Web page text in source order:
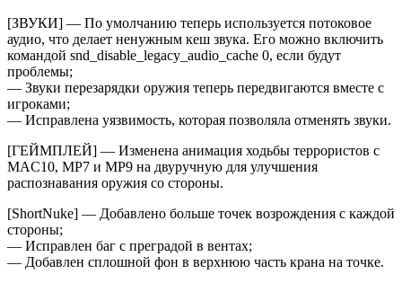
[ЗВУКИ] — По умолчанию теперь используется потоковое
аудио, что делает ненужным кеш звука. Его можно включить
командой snd_disable_legacy_audio_cache 0, если будут
проблемы;
— Звуки перезарядки оружия теперь передвигаются вместе с
игроками;
— Исправлена уязвимость, которая позволяла отменять звуки.
[ГЕЙМПЛЕЙ] — Изменена анимация ходьбы террористов с
MAC10, MP7 и MP9 на двуручную для улучшения
распознавания оружия со стороны.
[ShortNuke] — Добавлено больше точек возрождения с каждой
стороны;
— Исправлен баг с преградой в вентах;
— Добавлен сплошной фон в верхнюю часть крана на точке.